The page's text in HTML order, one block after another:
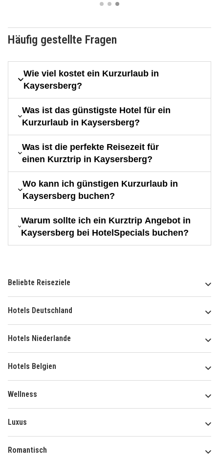
Häufig gestellte Fragen
Wie viel kostet ein Kurzurlaub in
Kaysersberg?
Was ist das günstigste Hotel für ein
Kurzurlaub in Kaysersberg?
Was ist die perfekte Reisezeit für
einen Kurztrip in Kaysersberg?
Wo kann ich günstigen Kurzurlaub in
Kaysersberg buchen?
Warum sollte ich ein Kurztrip Angebot in
Kaysersberg bei HotelSpecials buchen?
Beliebte Reiseziele
Hotels Deutschland
Hotels Niederlande
Hotels Belgien
Wellness
Luxus
Romantisch